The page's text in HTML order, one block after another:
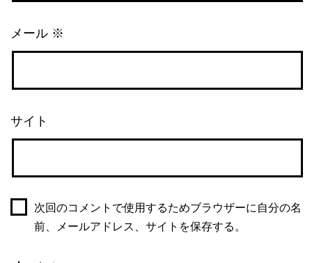
メール ※
サイト
次回のコメントで使用するためブラウザーに自分の名
前、メールアドレス、サイトを保存する。